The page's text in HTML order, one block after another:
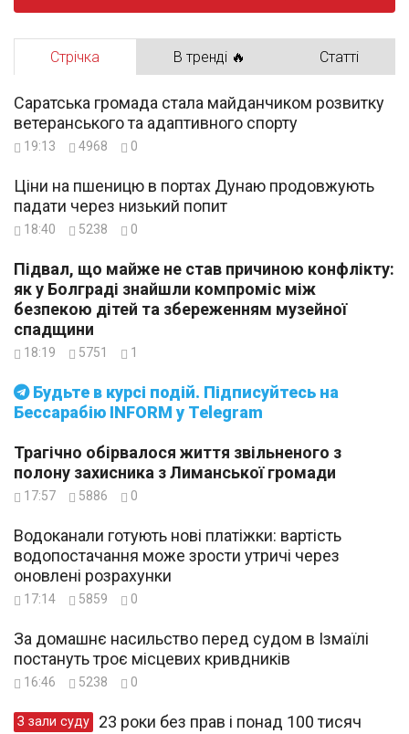
Стрічка В тренді 🔥 Статті
Будьте в курсі подій. Підписуйтесь на
Бессарабію INFORM у Telegram
Саратська громада стала майданчиком розвитку
ветеранського та адаптивного спорту
19:13 4968 0
Ціни на пшеницю в портах Дунаю продовжують
падати через низький попит
18:40 5238 0
Підвал, що майже не став причиною конфлікту:
як у Болграді знайшли компроміс між
безпекою дітей та збереженням музейної
спадщини
18:19 5751 1
Трагічно обірвалося життя звільненого з
полону захисника з Лиманської громади
17:57 5886 0
Водоканали готують нові платіжки: вартість
водопостачання може зрости утричі через
оновлені розрахунки
17:14 5859 0
За домашнє насильство перед судом в Ізмаїлі
постануть троє місцевих кривдників
16:46 5238 0
З зали суду